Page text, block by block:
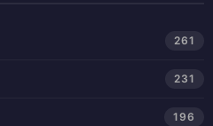
261
231
196